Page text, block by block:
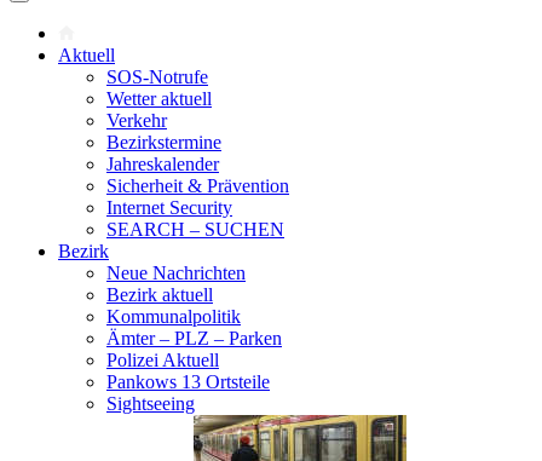
Aktuell
SOS-Notrufe
Wetter aktuell
Verkehr
Bezirkstermine
Jahreskalender
Sicherheit & Prävention
Internet Security
SEARCH – SUCHEN
Bezirk
Neue Nachrichten
Bezirk aktuell
Kommunalpolitik
Ämter – PLZ – Parken
Polizei Aktuell
Pankows 13 Ortsteile
Sightseeing